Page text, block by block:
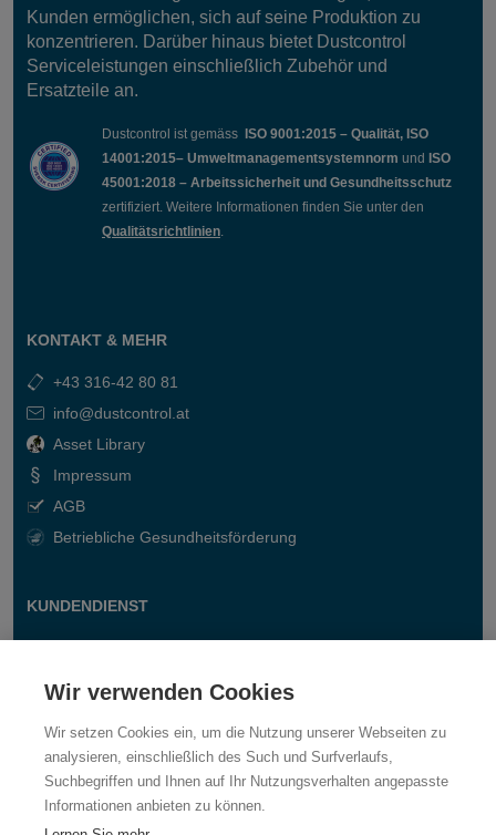
Kunden ermöglichen, sich auf seine Produktion zu
konzentrieren. Darüber hinaus bietet Dustcontrol
Serviceleistungen einschließlich Zubehör und
Ersatzteile an.
Dustcontrol ist gemäss ISO 9001:2015 – Qualität, ISO
14001:2015– Umweltmanagementsystemnorm und ISO
45001:2018 – Arbeitssicherheit und Gesundheitsschutz
zertifiziert. Weitere Informationen finden Sie unter den
Qualitätsrichtlinien
KONTAKT & MEHR
+43 316-42 80 81
info@dustcontrol.at
Asset Library
Impressum
AGB
Betriebliche Gesundheitsförderung
KUNDENDIENST
Wir verwenden Cookies
Wir setzen Cookies ein, um die Nutzung unserer Webseiten zu
analysieren, einschließlich des Such und Surfverlaufs,
Suchbegriffen und Ihnen auf Ihr Nutzungsverhalten angepasste
Informationen anbieten zu können.